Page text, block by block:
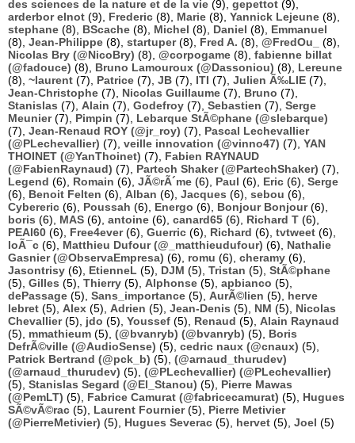
des sciences de la nature et de la vie (9), gepettot (9),
arderbor elnot (9), Frederic (8), Marie (8), Yannick Lejeune (8),
stephane (8), BScache (8), Michel (8), Daniel (8), Emmanuel
(8), Jean-Philippe (8), startuper(8), Fred A. (8), @FredOu_
(8),
Nicolas Bry (@NicoBry) (8), @corpogame (8), fabienne billat
(@fadouce) (8), Bruno Lamouroux (@Dassoniou) (8), Lereune
(8), ~laurent (7), Patrice (7), JB (7), ITI (7), Julien Ã‰LIE (7),
Jean-Christophe (7), Nicolas Guillaume (7), Bruno (7),
Stanislas (7), Alain (7), Godefroy (7), Sebastien (7), Serge
Meunier(7), Pimpin (7), Lebarque StÃ©phane (@slebarque)
(7), Jean-Renaud ROY (@jr_roy) (7), Pascal Lechevallier
(@PLechevallier) (7), veille innovation (@vinno47) (7), YAN
THOINET (@YanThoinet) (7), Fabien RAYNAUD
(@FabienRaynaud) (7), Partech Shaker (@PartechShaker) (7),
Legend (6), Romain (6), JÃ©rÃ´me (6), Paul (6), Eric (6), Serge
(6), Benoit Felten (6), Alban (6), Jacques (6), sebou (6),
Cybereric (6), Poussah (6), Energo (6), Bonjour Bonjour(6),
boris (6), MAS (6), antoine (6), canard65 (6), Richard T (6),
PEAI60 (6), Free4ever(6), Guerric (6), Richard (6), tvtweet (6),
loÃ¯c (6), Matthieu Dufour (@_matthieudufour) (6), Nathalie
Gasnier (@ObservaEmpresa) (6), romu (6), cheramy (6),
Jasontrisy (6), EtienneL (5), DJM (5), Tristan (5), StÃ©phane
(5), Gilles (5), Thierry (5), Alphonse (5), apbianco (5),
dePassage (5), Sans_importance (5), AurÃ©lien (5), herve
lebret (5), Alex (5), Adrien (5), Jean-Denis (5), NM (5), Nicolas
Chevallier(5), jdo (5), Youssef (5), Renaud (5), Alain Raynaud
(5), mmathieum (5), (@bvanryb) (@bvanryb) (5), Boris
DefrÃ©ville (@AudioSense) (5), cedric naux (@cnaux) (5),
Patrick Bertrand (@pck_b) (5), (@arnaud_thurudev)
(@arnaud_thurudev) (5), (@PLechevallier) (@PLechevallier)
(5), Stanislas Segard (@El_Stanou) (5), Pierre Mawas
(@PemLT) (5), Fabrice Camurat (@fabricecamurat) (5), Hugues
SÃ©vÃ©rac (5), Laurent Fournier(5), Pierre Metivier
(@PierreMetivier) (5), Hugues Severac (5), hervet (5), Joel (5)